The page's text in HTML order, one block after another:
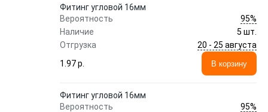
Фитинг угловой 16мм
Вероятность
95%
Наличие
5 шт.
Отгрузка
20 - 25 августа
1.97 p.
В корзину
Фитинг угловой 16мм
Вероятность
95%